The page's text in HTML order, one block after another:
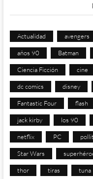
Actualidad avengers
años 90 Batman
Ciencia Ficción cine
dc comics disney
Fantastic Four flash
jack kirby los 90
netflix PC
Star Wars
thor tiras tuna